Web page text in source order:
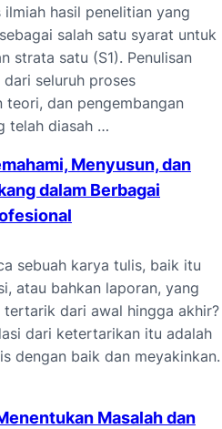
hasil penelitian yang
salah satu syarat untuk
strata satu (S1). Penulisan
seluruh proses
teori, dan pengembangan
telah diasah …
Menyusun, dan
dalam Berbagai
sebuah karya tulis, baik itu
atau bahkan laporan, yang
tertarik dari awal hingga akhir?
dari ketertarikan itu adalah
dengan baik dan meyakinkan.
Masalah dan